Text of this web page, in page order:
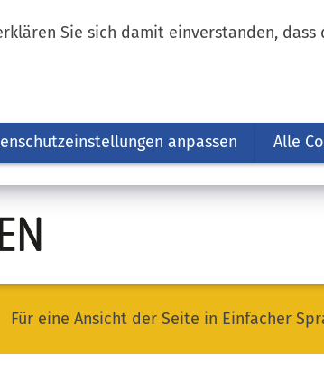
Sie sich damit einverstanden,
anpassen Alle
Für eine Ansicht der Seite in Einfacher